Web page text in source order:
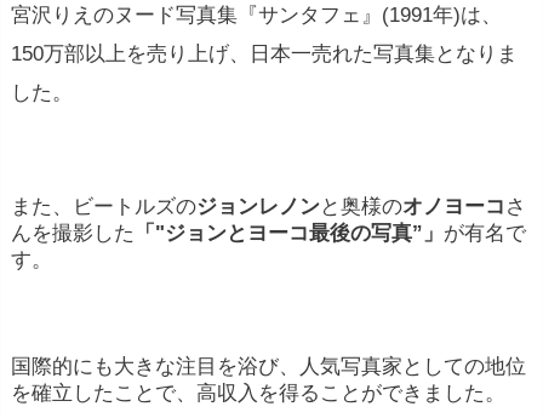
宮沢りえのヌード写真集『サンタフェ』(1991年)は、
150万部以上を売り上げ、日本一売れた写真集となりま
した。
また、ビートルズのジョンレノンと奥様のオノヨーコ さ
んを撮影した 「"ジョンとヨーコ最後の写真”」 が有名で
す。
国際的にも大きな注目を浴び、人気写真家としての地位
を確立したことで、高収入を得ることができました。